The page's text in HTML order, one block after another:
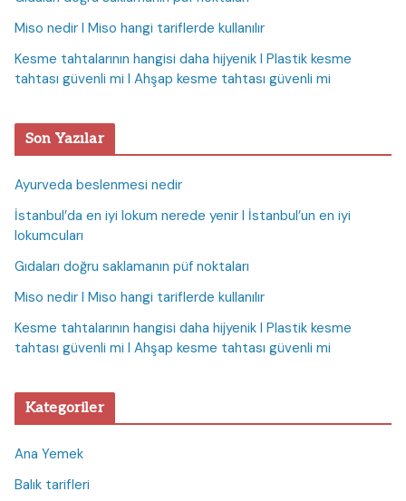
Miso nedir I Miso hangi tariflerde kullanılır
Kesme tahtalarının hangisi daha hijyenik I Plastik kesme
tahtası güvenli mi I Ahşap kesme tahtası güvenli mi
Son Yazılar
Ayurveda beslenmesi nedir
İstanbul’da en iyi lokum nerede yenir I İstanbul’un en iyi
lokumcuları
Gıdaları doğru saklamanın püf noktaları
Miso nedir I Miso hangi tariflerde kullanılır
Kesme tahtalarının hangisi daha hijyenik I Plastik kesme
tahtası güvenli mi I Ahşap kesme tahtası güvenli mi
Kategoriler
Ana Yemek
Balık tarifleri